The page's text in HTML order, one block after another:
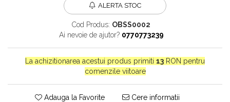
Bijuterii perle
ALERTA STOC
Cod Produs: OBSS0002
Ai nevoie de ajutor? 0770773239
La achizitionarea acestui produs primiti 13 RON pentru
comenzile viitoare
Adauga la Favorite Cere informatii